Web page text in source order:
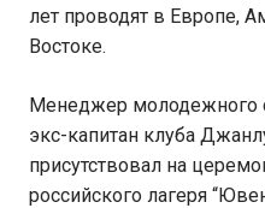
лет проводят в Европе,
Востоке.
Менеджер молодежного
экс-капитан клуба
присутствовал на
российского лагеря